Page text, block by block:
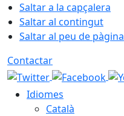
Saltar a la capçalera
Saltar al contingut
Saltar al peu de pàgina
Contactar
Idiomes
Català